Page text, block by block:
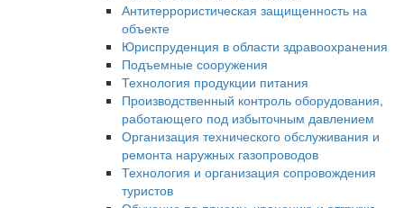
Антитеррористическая защищенность на
объекте
Юриспруденция в области здравоохранения
Подъемные сооружения
Технология продукции питания
Производственный контроль оборудования,
работающего под избыточным давлением
Организация технического обслуживания и
ремонта наружных газопроводов
Технология и организация сопровождения
туристов